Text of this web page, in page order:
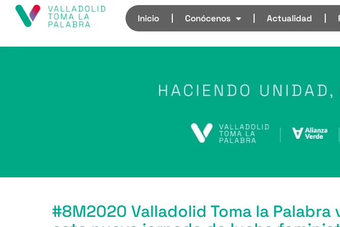
Inicio Conócenos Actualidad
#8M2020 Valladolid Toma la Palabra